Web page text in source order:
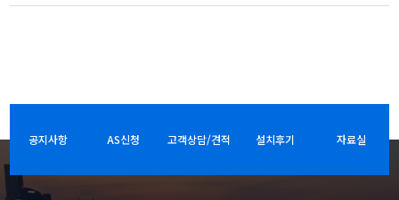
공지사항 AS신청 고객상담/견적 설치후기 자료실